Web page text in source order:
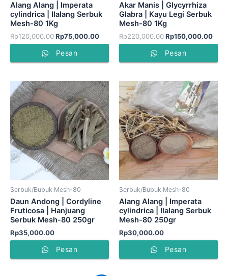
Alang Alang | Imperata
cylindrica | Ilalang Serbuk
Mesh-80 1Kg
Rp120,000.00Rp75,000.00
Pesan
Akar Manis | Glycyrrhiza
Glabra | Kayu Legi Serbuk
Mesh-80 1Kg
Rp220,000.00Rp150,000.00
Pesan
Serbuk/Bubuk Mesh-80
Daun Andong | Cordyline
Fruticosa | Hanjuang
Serbuk Mesh-80 250gr
Rp35,000.00
Pesan
Serbuk/Bubuk Mesh-80
Alang Alang | Imperata
cylindrica | Ilalang Serbuk
Mesh-80 250gr
Rp30,000.00
Pesan